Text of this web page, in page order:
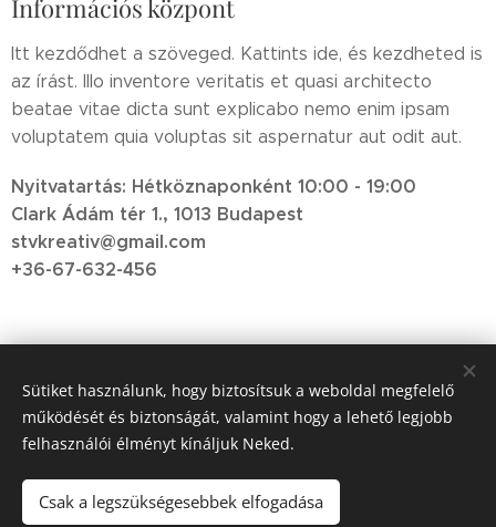
Információs központ
Itt kezdődhet a szöveged. Kattints ide, és kezdheted is
az írást. Illo inventore veritatis et quasi architecto
beatae vitae dicta sunt explicabo nemo enim ipsam
voluptatem quia voluptas sit aspernatur aut odit aut.
Nyitvatartás: Hétköznaponként 10:00 - 19:00
Clark Ádám tér 1., 1013 Budapest
stvkreativ@gmail.com
+36-67-632-456
Sütiket használunk, hogy biztosítsuk a weboldal megfelelő
működését és biztonságát, valamint hogy a lehető legjobb
felhasználói élményt kínáljuk Neked.
Csak a legszükségesebbek elfogadása